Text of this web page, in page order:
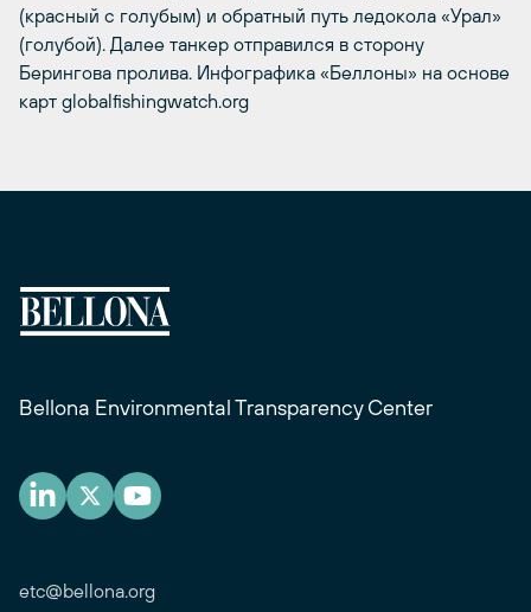
(красный с голубым) и обратный путь ледокола «Урал»
(голубой). Далее танкер отправился в сторону
Берингова пролива. Инфографика «Беллоны» на основе
карт globalfishingwatch.org
Bellona Environmental Transparency Center
etc@bellona.org